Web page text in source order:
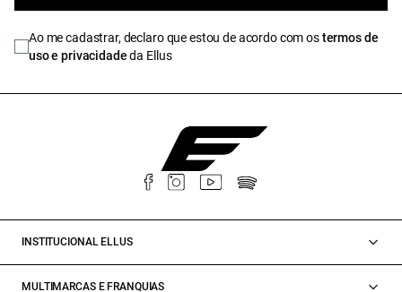
Ao me cadastrar, declaro que estou de acordo com ostermos de
uso e privacidadeda Ellus
INSTITUCIONAL ELLUS
MULTIMARCAS E FRANQUIAS